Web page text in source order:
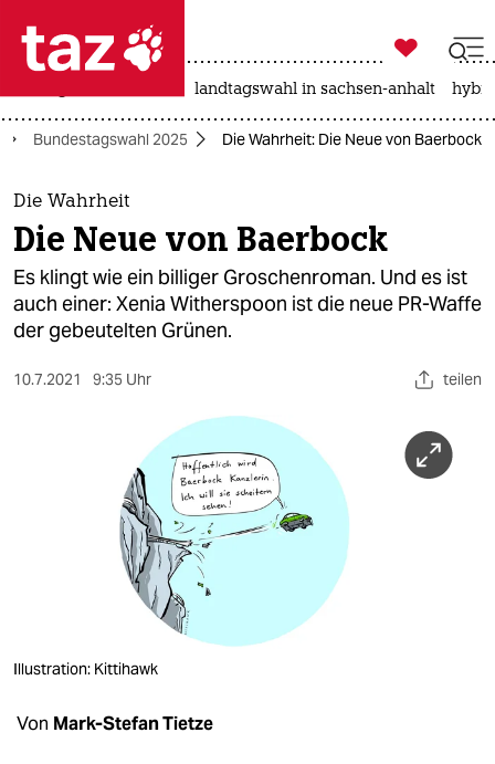
 taz zahl ich
taz zahl ich
themen
politik
öko
gesellschaft
veranstaltungen

taz zahl ich
landtagswahl in sachsen-anhalt
Bundestagswahl 2025 Die Wahrheit: Die Neue von Baerbock
Die Wahrheit
Die Neue von Baerbock
Es klingt wie ein billiger Groschenroman. Und es ist
auch einer: Xenia Witherspoon ist die neue PR-Waffe
der gebeutelten Grünen.
10.7.2021 9:35 Uhr teilen
Illustration: Kittihawk
Von Mark-Stefan Tietze